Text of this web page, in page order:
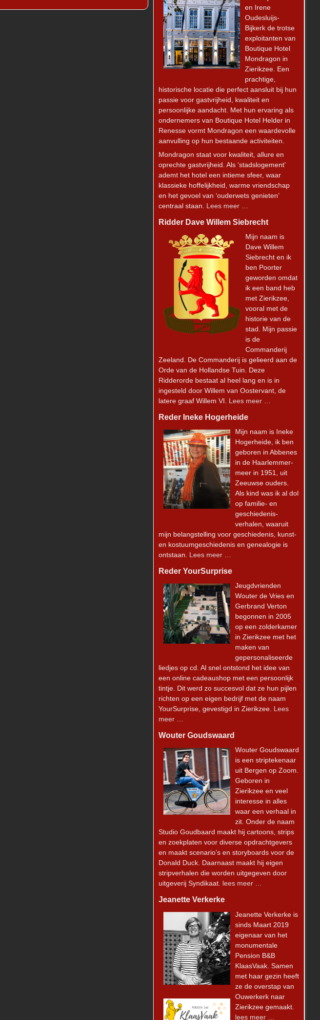
Meer laden
en Irene
Oudesluijs-
Bijkerk de trotse
exploitanten van
Boutique Hotel
Mondragon in
Zierikzee. Een
prachtige,
historische locatie die perfect aansluit bij hun
passie voor gastvrijheid, kwaliteit en
persoonlijke aandacht. Met hun ervaring als
ondernemers van Boutique Hotel Helder in
Renesse vormt Mondragon een waardevolle
aanvulling op hun bestaande activiteiten.
Mondragon staat voor kwaliteit, allure en
oprechte gastvrijheid. Als ‘stadslogement’
ademt het hotel een intieme sfeer, waar
klassieke hoffelijkheid, warme vriendschap
en het gevoel van ‘ouderwets genieten’
centraal staan. Lees meer …
Ridder Dave Willem Siebrecht
Mijn naam is
Dave Willem
Siebrecht en ik
ben Poorter
geworden omdat
ik een band heb
met Zierikzee,
vooral met de
historie van de
stad. Mijn passie
is de
Commanderij
Zeeland. De Commanderij is gelieerd aan de
Orde van de Hollandse Tuin. Deze
Ridderorde bestaat al heel lang en is in
ingesteld door Willem van Oostervant, de
latere graaf Willem VI.
Lees meer …
Reder Ineke Hogerheide
Mijn naam is Ineke
Hogerheide, ik ben
geboren in Abbenes
in de Haarlemmer-
meer in 1951, uit
Zeeuwse ouders.
Als kind was ik al dol
op familie- en
geschiedenis-
verhalen, waaruit
mijn belangstelling voor geschiedenis, kunst-
en kostuumgeschiedenis en genealogie is
ontstaan. Lees meer …
Reder YourSurprise
Jeugdvrienden
Wouter de Vries en
Gerbrand Verton
begonnen in 2005
op een zolderkamer
in Zierikzee met het
maken van
gepersonaliseerde
liedjes op cd. Al snel ontstond het idee van
een online cadeaushop met een persoonlijk
tintje. Dit werd zo succesvol dat ze hun pijlen
richten op een eigen bedrijf met de naam
YourSurprise, gevestigd in Zierikzee. Lees
meer …
Wouter Goudswaard
Wouter Goudswaard
is een striptekenaar
uit Bergen op Zoom.
Geboren in
Zierikzee en veel
interesse in alles
waar een verhaal in
zit. Onder de naam
Studio Goudbaard maakt hij cartoons, strips
en zoekplaten voor diverse opdrachtgevers
en maakt scenario’s en storyboards voor de
Donald Duck. Daarnaast maakt hij eigen
stripverhalen die worden uitgegeven door
uitgeverij Syndikaat. lees meer …
Jeanette Verkerke
Jeanette Verkerke is
sinds Maart 2019
eigenaar van het
monumentale
Pension B&B
KlaasVaak. Samen
met haar gezin heeft
ze de overstap van
Ouwerkerk naar
Zierikzee gemaakt.
lees meer …